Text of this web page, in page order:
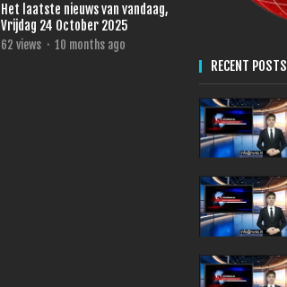
Het laatste nieuws van vandaag,
Vrijdag 24 October 2025
62 views · 10 months ago
RECENT POSTS